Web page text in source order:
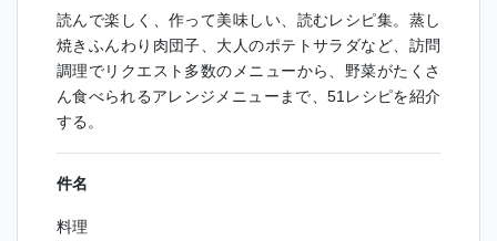
読んで楽しく、作って美味しい、読むレシピ集。蒸し
焼きふんわり肉団子、大人のポテトサラダなど、訪問
調理でリクエスト多数のメニューから、野菜がたくさ
ん食べられるアレンジメニューまで、51レシピを紹介
する。
件名
料理